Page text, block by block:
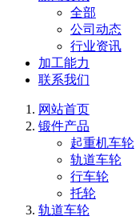
全部
公司动态
行业资讯
加工能力
联系我们
网站首页
锻件产品
起重机车轮
轨道车轮
行车轮
托轮
轨道车轮